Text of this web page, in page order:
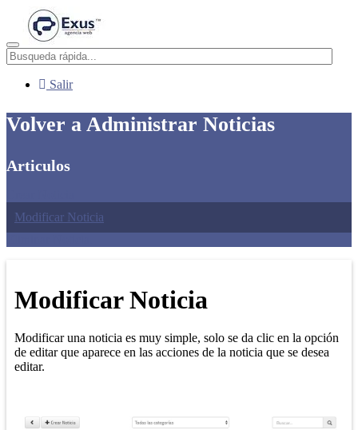
Menú
Salir
Volver a Administrar Noticias
Articulos
Modificar Noticia
Modificar Noticia
Modificar una noticia es muy simple, solo se da clic en la opción
de editar que aparece en las acciones de la noticia que se desea
editar.